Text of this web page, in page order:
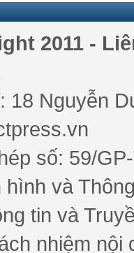
2011 -
18 Nguyễn
số: 59/
hình và
tin và
nhiệm nội